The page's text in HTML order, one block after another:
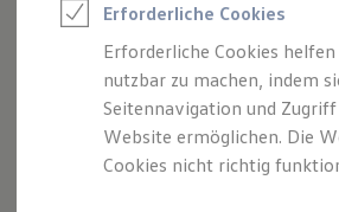
Leasing
Leasing-Angebote
Gebrauchtwagen
Junge
Elektroauto Leasing
Kleinwagen-Leasing
Leasing ohne Anzahlung
Finanzierung
Angebot gültig bis 30.09.2026
Eine Klasse für sich. Der Golf.
Golf Life ab 199,00 €mtl. leasen
1.190,00 € Sonderzahlung | 42
Jährliche Fahrleistung: 10.000 km
Erforderliche Cookies
Erforderliche Cookies
nutzbar zu machen, indem
Seitennavigation und
Website ermöglichen. Die
Cookies nicht richtig